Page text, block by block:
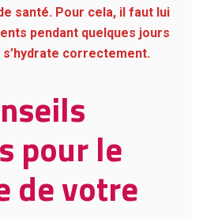
santé. Pour cela, il faut lui
pendant quelques jours
correctement.
pour le
de votre